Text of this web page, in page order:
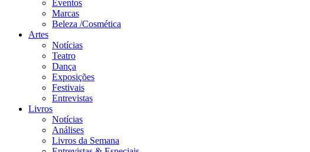
Eventos
Marcas
Beleza /Cosmética
Artes
Notícias
Teatro
Dança
Exposições
Festivais
Entrevistas
Livros
Notícias
Análises
Livros da Semana